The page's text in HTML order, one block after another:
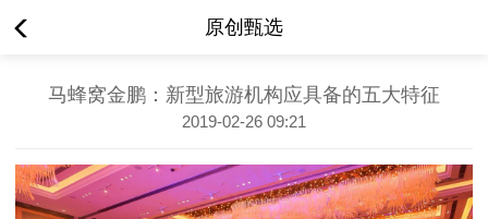
原创甄选
马蜂窝金鹏：新型旅游机构应具备的五大特征
2019-02-26 09:21